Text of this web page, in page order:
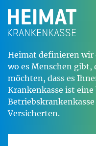
Heimat definieren wir
wo es Menschen gibt,
möchten, dass es
Krankenkasse ist
Versicherten.